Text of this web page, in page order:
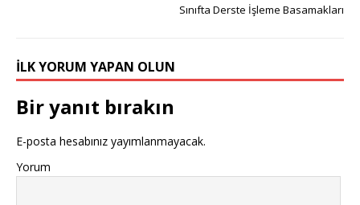
Sınıfta Derste İşleme Basamakları
İLK YORUM YAPAN OLUN
Bir yanıt bırakın
E-posta hesabınız yayımlanmayacak.
Yorum